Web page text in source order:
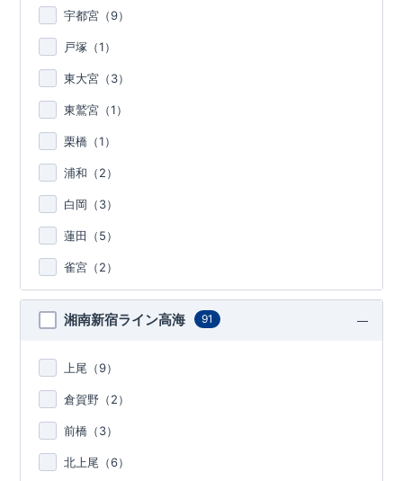
宇都宮（9）
戸塚（1）
東大宮（3）
東鷲宮（1）
栗橋（1）
浦和（2）
白岡（3）
蓮田（5）
雀宮（2）
湘南新宿ライン高海 91
上尾（9）
倉賀野（2）
前橋（3）
北上尾（6）